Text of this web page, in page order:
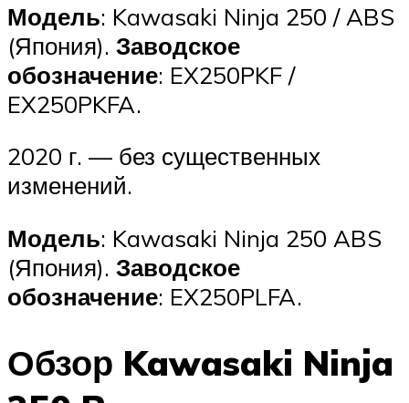
Модель: Kawasaki Ninja 250 / ABS
(Япония). Заводское
обозначение: EX250PKF /
EX250PKFA.
2020 г. — без существенных
изменений.
Модель: Kawasaki Ninja 250 ABS
(Япония). Заводское
обозначение: EX250PLFA.
Обзор Kawasaki Ninja